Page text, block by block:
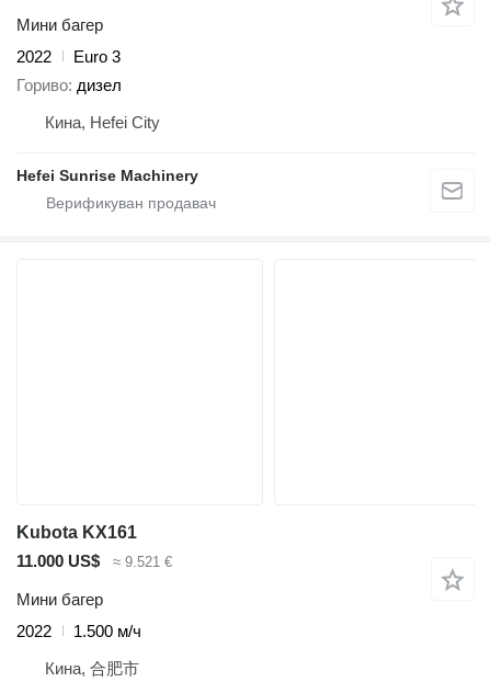
Мини багер
2022
Euro 3
Гориво дизел
Кина, Hefei City
Hefei Sunrise Machinery
Kubota KX161
11.000 US$
≈ 9.521 €
Мини багер
2022
1.500 м/ч
Кина, 合肥市